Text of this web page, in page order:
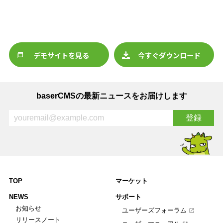
デモサイトを見る 今すぐダウンロード
baserCMSの最新ニュースをお届けします
TOP
NEWS
お知らせ
リリースノート
マーケット
サポート
ユーザーズフォーラム